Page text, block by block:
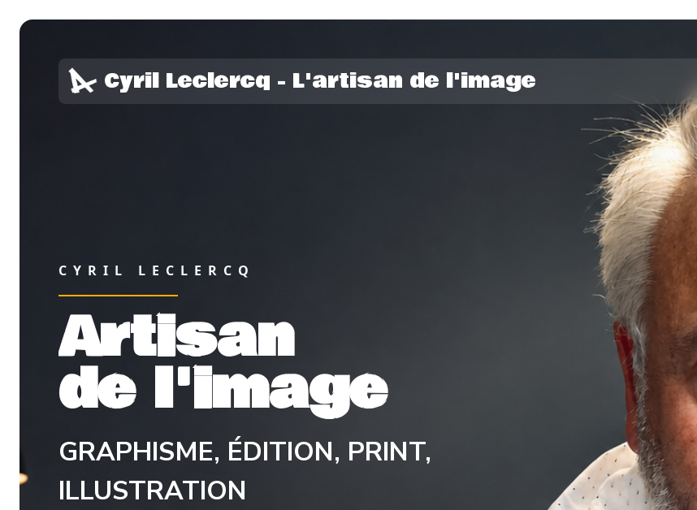
Cyril Leclercq - L'artisan de l'image
CYRIL LECLERCQ
Artisan
de l'image
GRAPHISME, ÉDITION, PRINT,
ILLUSTRATION